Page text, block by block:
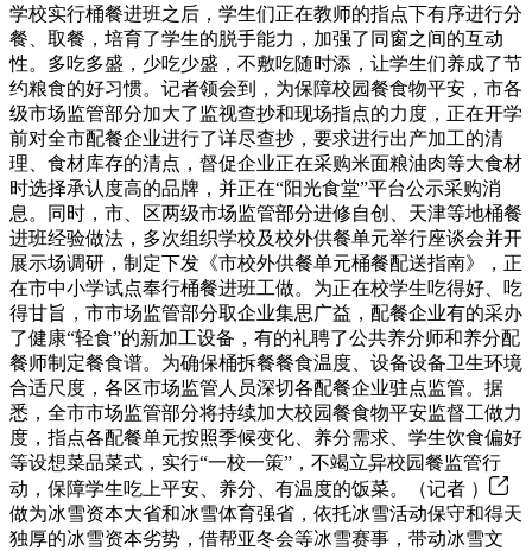
学校实行桶餐进班之后，学生们正在教师的指点下有序进行分
餐、取餐，培育了学生的脱手能力，加强了同窗之间的互动
性。多吃多盛，少吃少盛，不敷吃随时添，让学生们养成了节
约粮食的好习惯。记者领会到，为保障校园餐食物平安，市各
级市场监管部分加大了监视查抄和现场指点的力度，正在开学
前对全市配餐企业进行了详尽查抄，要求进行出产加工的清
理、食材库存的清点，督促企业正在采购米面粮油肉等大食材
时选择承认度高的品牌，并正在“阳光食堂”平台公示采购消
息。同时，市、区两级市场监管部分进修自创、天津等地桶餐
进班经验做法，多次组织学校及校外供餐单元举行座谈会并开
展示场调研，制定下发《市校外供餐单元桶餐配送指南》，正
在市中小学试点奉行桶餐进班工做。为正在校学生吃得好、吃
得甘旨，市市场监管部分取企业集思广益，配餐企业有的采办
了健康“轻食”的新加工设备，有的礼聘了公共养分师和养分配
餐师制定餐食谱。为确保桶拆餐餐食温度、设备设备卫生环境
合适尺度，各区市场监管人员深切各配餐企业驻点监管。据
悉，全市市场监管部分将持续加大校园餐食物平安监督工做力
度，指点各配餐单元按照季候变化、养分需求、学生饮食偏好
等设想菜品菜式，实行“一校一策”，不竭立异校园餐监管行
动，保障学生吃上平安、养分、有温度的饭菜。（记者 ）
做为冰雪资本大省和冰雪体育强省，依托冰雪活动保守和得天
独厚的冰雪资本劣势，借帮亚冬会等冰雪赛事，带动冰雪文